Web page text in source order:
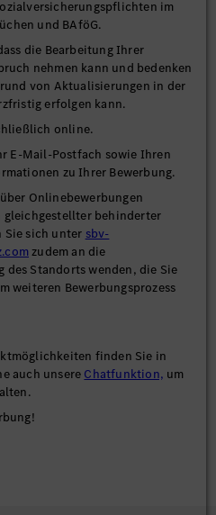
im
und BAföG.
die Bearbeitung Ihrer
nehmen kann und bedenken
von Aktualisierungen in der
erfolgen kann.
online.
E-Mail-Postfach sowie Ihren
zu Ihrer Bewerbung.
Onlinebewerbungen
behinderter
Sie sich unter sbv-
zudem an die
Standorts wenden, die Sie
weiteren Bewerbungsprozess
finden Sie in
auch unsere Chatfunktion, um